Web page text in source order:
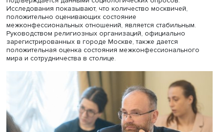
Анна Кудрявцева, фото: Даниил Прокофьев / Высшая школа
экономики